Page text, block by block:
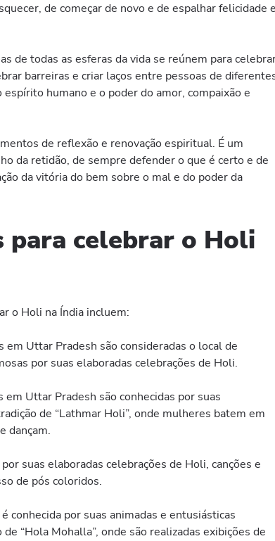
de começar de novo e de espalhar felicidade
de todas as esferas da vida se reúnem para
barreiras e criar laços entre pessoas de
humano e o poder do amor, compaixão e
de reflexão e renovação espiritual. É um
da retidão, de sempre defender o que é certo e de
da vitória do bem sobre o mal e do poder da
para celebrar o Holi
o Holi na Índia incluem:
em Uttar Pradesh são consideradas o local de
por suas elaboradas celebrações de Holi.
em Uttar Pradesh são conhecidas por suas
de “Lathmar Holi”, onde mulheres batem em
dançam.
suas elaboradas celebrações de Holi, canções e
de pós coloridos.
conhecida por suas animadas e entusiásticas
“Hola Mohalla”, onde são realizadas exibições de